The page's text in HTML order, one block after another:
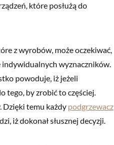
które posłużą do
z wyrobów, może oczekiwać,
indywidualnych wyznaczników.
powoduje, iż jeżeli
tego, by zrobić to częściej.
Dzięki temu każdy podgrzewacz
iż dokonał słusznej decyzji.